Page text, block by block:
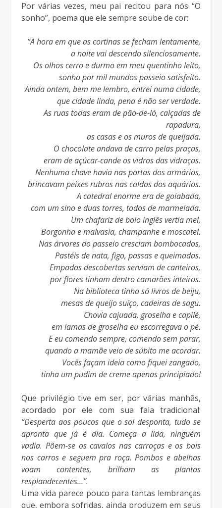
Por várias vezes, meu pai recitou para nós “O
sonho”, poema que ele sempre soube de cor:
“A hora em que as cortinas se fecham lentamente,
a noite vai descendo silenciosamente.
Os olhos cerro e durmo em meu quentinho leito,
sonho por mil mundos passeio satisfeito.
Ainda ontem, bem me lembro, entrei numa cidade,
que cidade linda, pena é não ser verdade.
As ruas todas eram de pão-de-ló, calçadas de
rapadura,
as casas e os muros de queijada.
O chocolate andava de carro pelas praças,
eram de açúcar-cande os vidros das vidraças.
Nenhuma chave havia nas portas dos armários,
brincavam peixes rubros nas caldas dos aquários.
A catedral enorme era de goiabada,
com um sino e duas torres, todos de marmelada.
Um chafariz de bolo inglês vertia mel,
Borgonha e malvasia, champanhe e moscatel.
Nas árvores do passeio cresciam bombocados,
Pastéis de nata, figo, passas e queimadas.
Empadas descobertas serviam de canteiros,
por flores tinham dentro camarões inteiros.
Na biblioteca tinha só livros de beiju,
mesas de queijo suíço, cadeiras de sagu.
Chovia cajuada, groselha e capilé,
em lamas de groselha eu escorregava o pé.
E eu comendo sempre, comendo sem parar,
quando a mamãe veio de súbito me acordar.
Vocês façam ideia como fiquei zangado,
tinha um pudim de creme apenas principiado!
Que privilégio tive em ser, por várias manhãs,
acordado por ele com sua fala tradicional:
“Desperta aos poucos que o sol desponta, tudo se
apronta que já é dia. Começa a lida, ninguém
vadia. Põem-se os cavalos nas carroças e os bois
nos carros e seguem pra roça. Pombos e abelhas
voam contentes, brilham as plantas
resplandecentes…”.
Uma vida parece pouco para tantas lembranças
que, embora sofridas, ainda produzem em seus